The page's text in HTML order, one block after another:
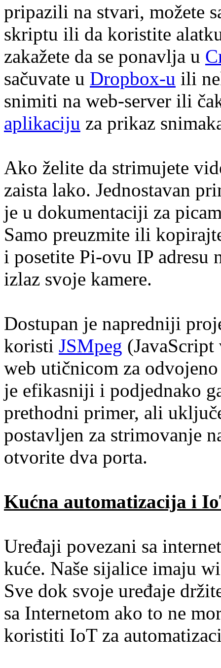
pripazili na stvari, možete
skriptu ili da koristite
zakažete da se ponavlja u
sačuvate u Dropbox-u ili
snimiti na web-server ili
aplikaciju za prikaz
Ako želite da strimujete
zaista lako. Jednostavan
je u dokumentaciji za
Samo preuzmite ili
i posetite Pi-ovu IP adresu
izlaz svoje kamere.
Dostupan je napredniji
koristi JSMpeg
web utičnicom za
je efikasniji i podjednako
prethodni primer, ali
postavljen za strimovanje
otvorite dva porta.
Kućna automatizacija i
Uređaji povezani sa
kuće. Naše sijalice imaju
Sve dok svoje uređaje
sa Internetom ako to ne
koristiti IoT za